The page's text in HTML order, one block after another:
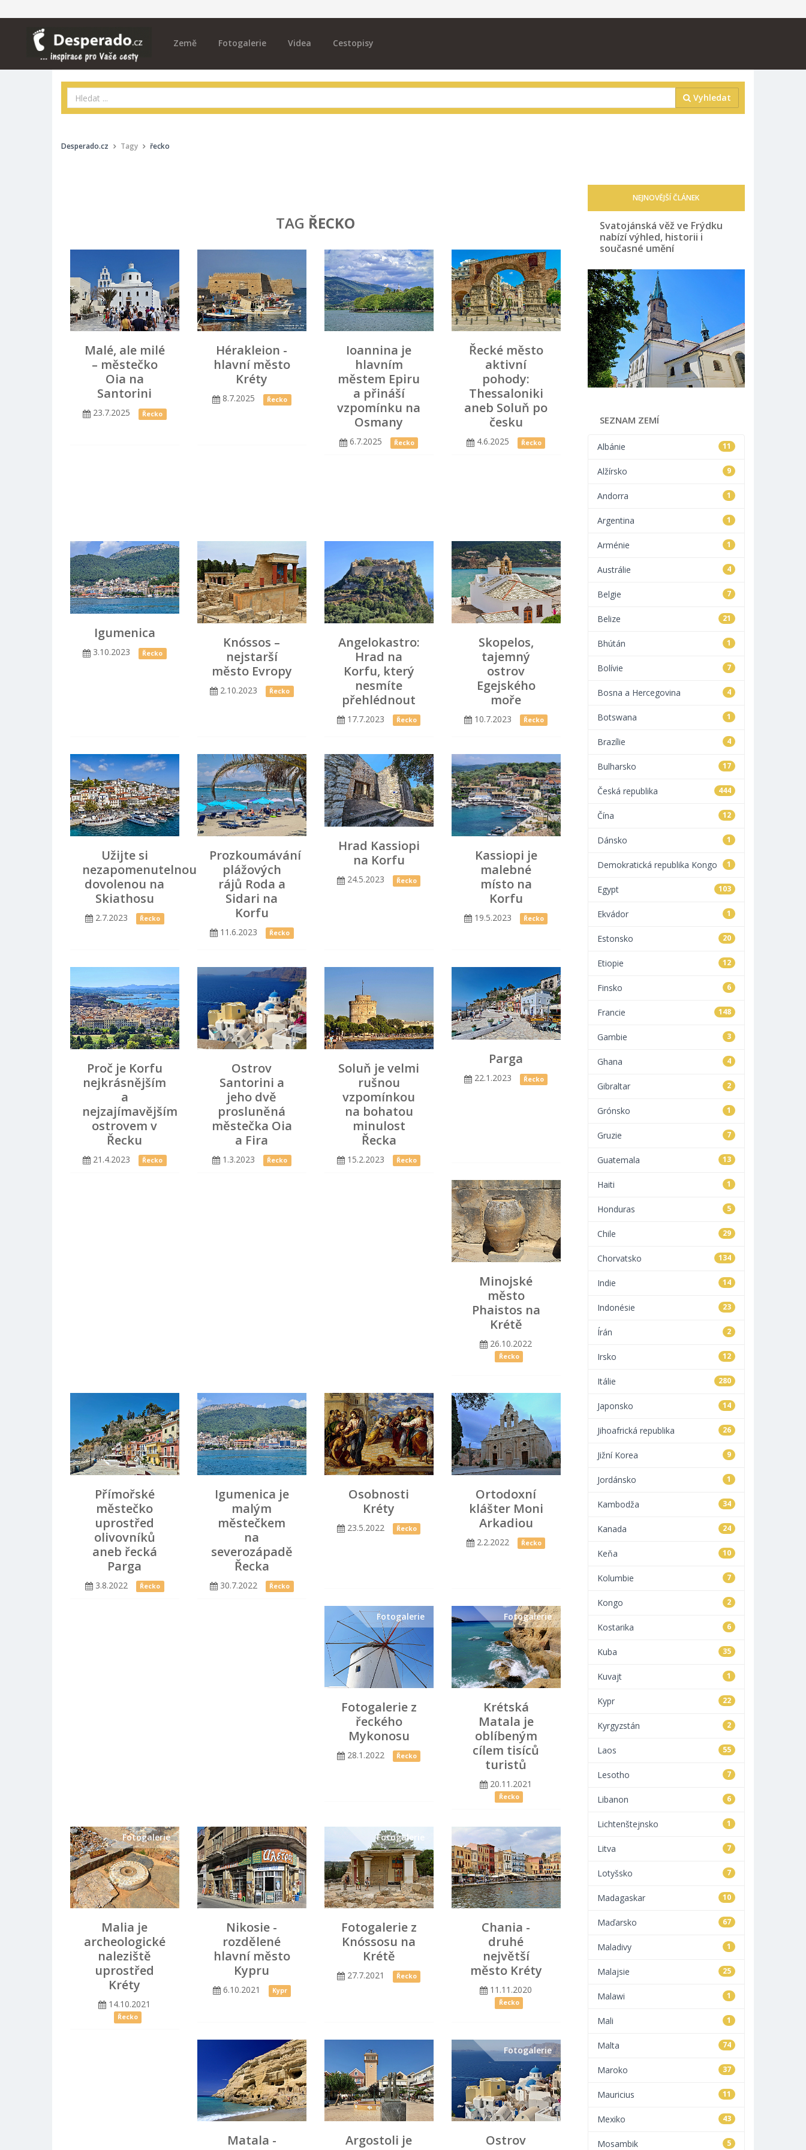
Země Fotogalerie Videa Cestopisy
Vyhledat
Desperado.cz Tagy řecko
TAG ŘECKO
Malé, ale milé
– městečko
Oia na
Santorini
23.7.2025 Řecko
Hérakleion -
hlavní město
Kréty
8.7.2025 Řecko
Ioannina je
hlavním
městem Epiru
a přináší
vzpomínku na
Osmany
6.7.2025 Řecko
Řecké město
aktivní
pohody:
Thessaloniki
aneb Soluň po
česku
4.6.2025 Řecko
Igumenica
3.10.2023 Řecko
Knóssos –
nejstarší
město Evropy
2.10.2023 Řecko
Angelokastro:
Hrad na
Korfu, který
nesmíte
přehlédnout
17.7.2023 Řecko
Skopelos,
tajemný
ostrov
Egejského
moře
10.7.2023 Řecko
Užijte si
nezapomenutelnou
dovolenou na
Skiathosu
2.7.2023 Řecko
Prozkoumávání
plážových
rájů Roda a
Sidari na
Korfu
11.6.2023 Řecko
Hrad Kassiopi
na Korfu
24.5.2023 Řecko
Kassiopi je
malebné
místo na
Korfu
19.5.2023 Řecko
Proč je Korfu
nejkrásnějším
a
nejzajímavějším
ostrovem v
Řecku
21.4.2023 Řecko
Ostrov
Santorini a
jeho dvě
prosluněná
městečka Oia
a Fira
1.3.2023 Řecko
Soluň je velmi
rušnou
vzpomínkou
na bohatou
minulost
Řecka
15.2.2023 Řecko
Parga
22.1.2023 Řecko
Minojské
město
Phaistos na
Krétě
26.10.2022
Řecko
Přímořské
městečko
uprostřed
olivovníků
aneb řecká
Parga
3.8.2022 Řecko
Igumenica je
malým
městečkem
na
severozápadě
Řecka
30.7.2022 Řecko
Osobnosti
Kréty
23.5.2022 Řecko
Ortodoxní
klášter Moni
Arkadiou
2.2.2022 Řecko
Fotogalerie
Fotogalerie z
řeckého
Mykonosu
28.1.2022 Řecko
Fotogalerie
Krétská
Matala je
oblíbeným
cílem tisíců
turistů
20.11.2021
Řecko
Fotogalerie
Malia je
archeologické
naleziště
uprostřed
Kréty
14.10.2021
Řecko
Nikosie -
rozdělené
hlavní město
Kypru
6.10.2021 Kypr
Fotogalerie
Fotogalerie z
Knóssosu na
Krétě
27.7.2021 Řecko
Chania -
druhé
největší
město Kréty
11.11.2020
Řecko
Matala -
Argostoli je
Fotogalerie
Ostrov
NEJNOVĚJŠÍ ČLÁNEK
Svatojánská věž ve Frýdku
nabízí výhled, historii i
současné umění
SEZNAM ZEMÍ
11
Albánie
9
Alžírsko
1
Andorra
1
Argentina
1
Arménie
4
Austrálie
7
Belgie
21
Belize
1
Bhútán
7
Bolívie
4
Bosna a Hercegovina
1
Botswana
4
Brazílie
17
Bulharsko
444
Česká republika
12
Čína
1
Dánsko
1
Demokratická republika Kongo
103
Egypt
1
Ekvádor
20
Estonsko
12
Etiopie
6
Finsko
148
Francie
3
Gambie
4
Ghana
2
Gibraltar
1
Grónsko
7
Gruzie
13
Guatemala
1
Haiti
5
Honduras
29
Chile
134
Chorvatsko
14
Indie
23
Indonésie
2
Írán
12
Irsko
280
Itálie
14
Japonsko
26
Jihoafrická republika
9
Jižní Korea
1
Jordánsko
34
Kambodža
24
Kanada
10
Keňa
7
Kolumbie
2
Kongo
6
Kostarika
35
Kuba
1
Kuvajt
22
Kypr
2
Kyrgyzstán
55
Laos
7
Lesotho
6
Libanon
1
Lichtenštejnsko
7
Litva
7
Lotyšsko
10
Madagaskar
67
Maďarsko
1
Maladivy
25
Malajsie
1
Malawi
1
Mali
74
Malta
37
Maroko
11
Mauricius
43
Mexiko
5
Mosambik